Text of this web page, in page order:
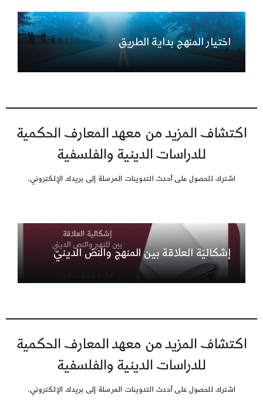
اختيار المنهج بداية الطريق
اكتشاف المزيد من معهد المعارف الحكمية
للدراسات الدينية والفلسفية
اشترك للحصول على أحدث التدوينات المرسلة إلى بريدك الإلكتروني.
إشكاليّة العلاقة بين المنهج والنصّ الدينيّ
اكتشاف المزيد من معهد المعارف الحكمية
للدراسات الدينية والفلسفية
اشترك للحصول على أحدث التدوينات المرسلة إلى بريدك الإلكتروني.